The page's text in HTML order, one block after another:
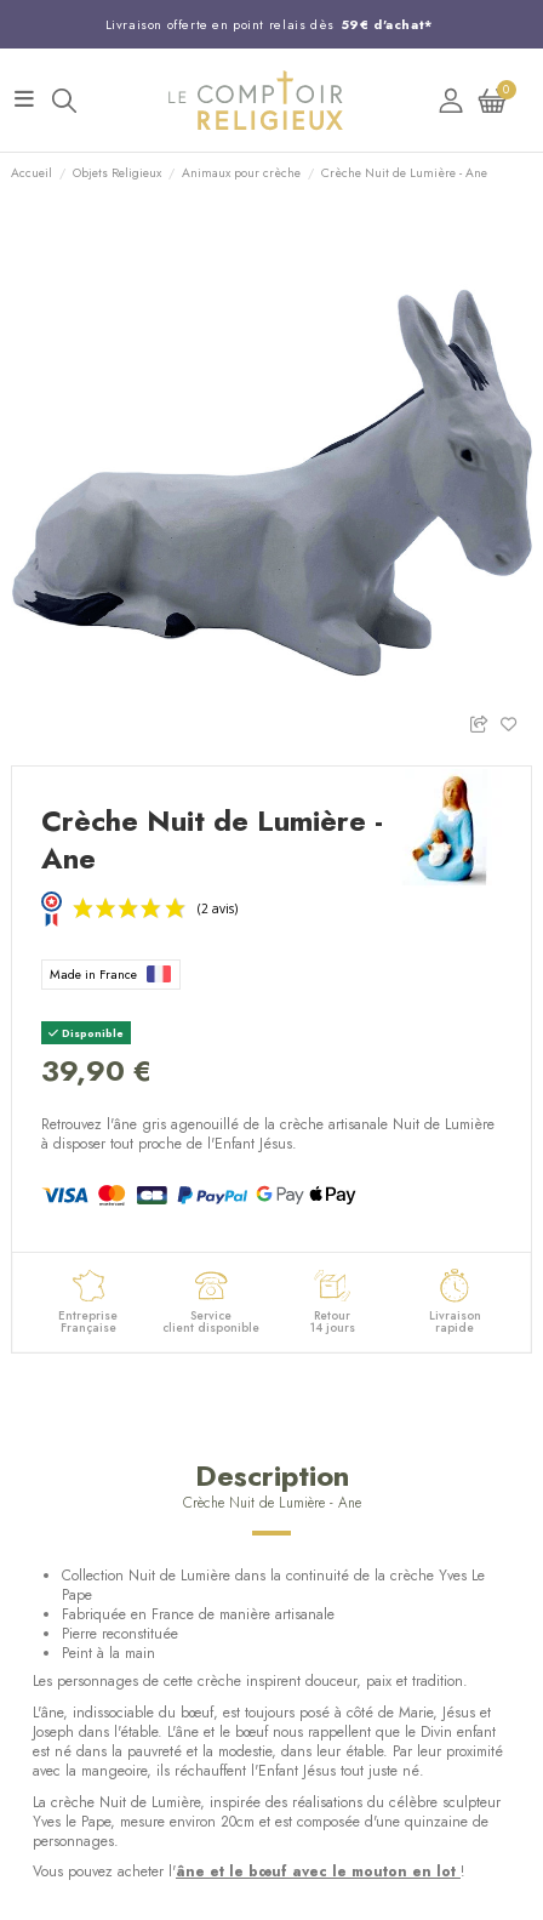
Livraison offerte en point relais dès 59€ d'achat*
Entreprise Française familiale
Support client disponible au 03 20 24 74 15
Commandez avant 14H, expédition le jour même !
0
Accueil Objets Religieux Animaux pour crèche Crèche Nuit de Lumière - Ane
Crèche Nuit de Lumière -
Ane
Made in France
Disponible
39,90 €
Retrouvez l'âne gris agenouillé de la crèche artisanale Nuit de Lumière
à disposer tout proche de l'Enfant Jésus.
Entreprise
Française
Service
client disponible
Retour
14 jours
Livraison
rapide
Description
Crèche Nuit de Lumière - Ane
Collection Nuit de Lumière dans la continuité de la crèche Yves Le
Pape
Fabriquée en France de manière artisanale
Pierre reconstituée
Peint à la main
Les personnages de cette crèche inspirent douceur, paix et tradition.
L'âne, indissociable du bœuf, est toujours posé à côté de Marie, Jésus et
Joseph dans l'étable. L'âne et le bœuf nous rappellent que le Divin enfant
est né dans la pauvreté et la modestie, dans leur étable. Par leur proximité
avec la mangeoire, ils réchauffent l'Enfant Jésus tout juste né.
La crèche Nuit de Lumière, inspirée des réalisations du célèbre sculpteur
Yves le Pape, mesure environ 20cm et est composée d'une quinzaine de
personnages.
Vous pouvez acheter l'âne et le bœuf avec le mouton en lot !